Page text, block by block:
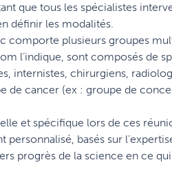
que tous les spécialistes
définir les modalités.
comporte plusieurs groupes
l’indique, sont composés de
internistes, chirurgiens,
de cancer (ex : groupe de
et spécifique lors de ces
basés sur
progrès de la science en ce